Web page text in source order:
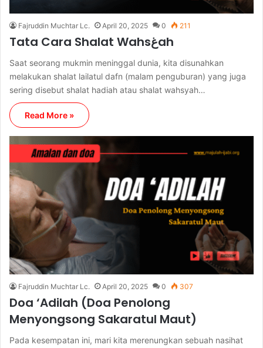
Fajruddin Muchtar Lc. April 20, 2025 0 211
Tata Cara Shalat Wahsغah
Saat seorang mukmin meninggal dunia, kita disunahkan
melakukan shalat lailatul dafn (malam penguburan) yang juga
sering disebut shalat hadiah atau shalat wahsyah…
Read More »
Fajruddin Muchtar Lc. April 20, 2025 0 307
Doa ‘Adilah (Doa Penolong
Menyongsong Sakaratul Maut)
Pada kesempatan ini, mari kita merenungkan sebuah nasihat